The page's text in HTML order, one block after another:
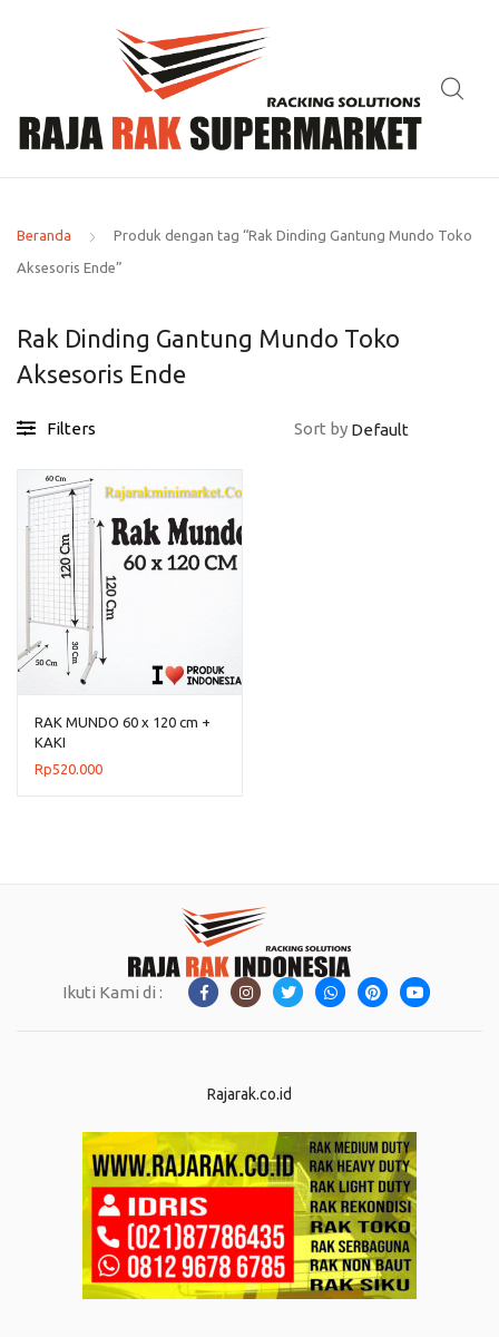
Beranda Produk dengan tag “Rak Dinding Gantung Mundo Toko
Aksesoris Ende”
Rak Dinding Gantung Mundo Toko
Aksesoris Ende
Filters Sort by
RAK MUNDO 60 x 120 cm +
KAKI
Rp520.000
Ikuti Kami di :
Rajarak.co.id